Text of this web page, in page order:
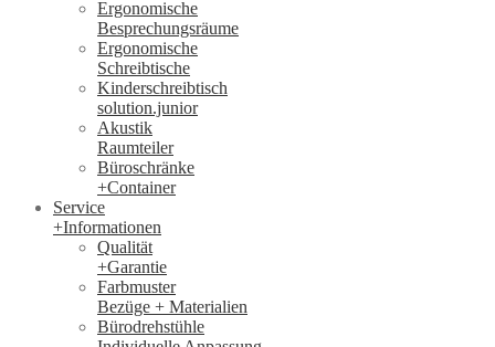
Ergonomische
Besprechungsräume
Ergonomische
Schreibtische
Kinderschreibtisch
solution.junior
Akustik
Raumteiler
Büroschränke
+Container
Service
+Informationen
Qualität
+Garantie
Farbmuster
Bezüge + Materialien
Bürodrehstühle